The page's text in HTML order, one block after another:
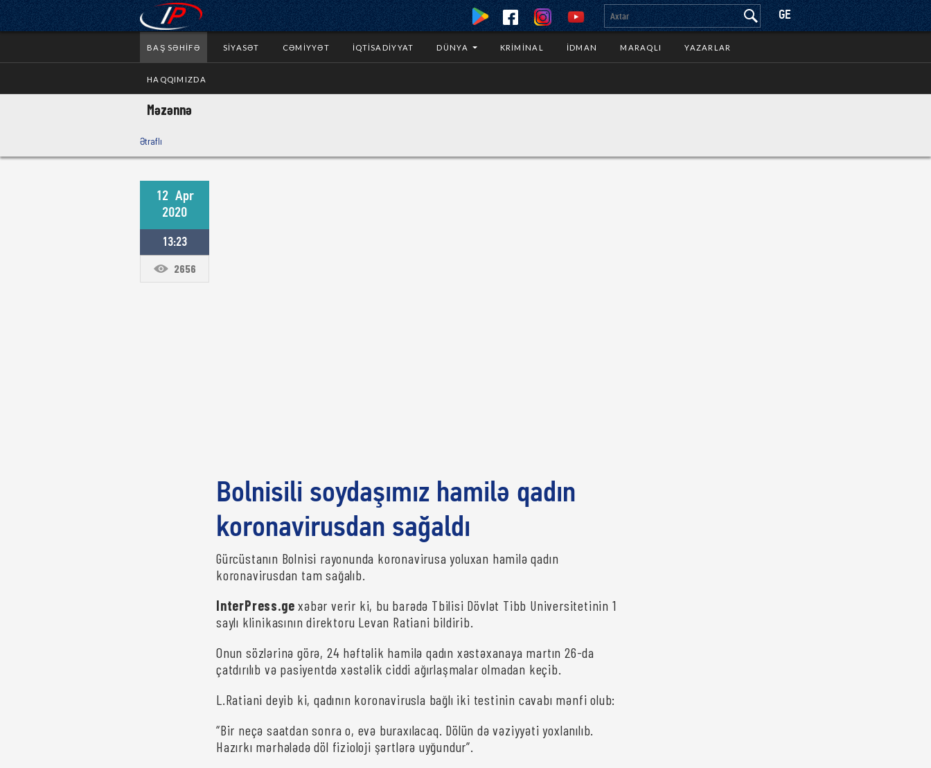
GE
BAŞ SƏHIFƏ SIYASƏT CƏMIYYƏT İQTISADIYYAT DÜNYA KRIMINAL İDMAN MARAQLI YAZARLAR
HAQQIMIZDA
Məzənnə
Ətraflı
12 Apr
2020
13:23
2656
Bolnisili soydaşımız hamilə qadın
koronavirusdan sağaldı
Gürcüstanın Bolnisi rayonunda koronavirusa yoluxan hamilə qadın
koronavirusdan tam sağalıb.
InterPress.ge xəbər verir ki, bu barədə Tbilisi Dövlət Tibb Universitetinin 1
saylı klinikasının direktoru Levan Ratiani bildirib.
Onun sözlərinə görə, 24 həftəlik hamilə qadın xəstəxanaya martın 26-da
çatdırılıb və pasiyentdə xəstəlik ciddi ağırlaşmalar olmadan keçib.
L.Ratiani deyib ki, qadının koronavirusla bağlı iki testinin cavabı mənfi olub:
“Bir neçə saatdan sonra o, evə buraxılacaq. Dölün də vəziyyəti yoxlanılıb.
Hazırkı mərhələdə döl fizioloji şərtlərə uyğundur”.